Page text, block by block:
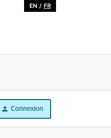
EN / FR
Connexion